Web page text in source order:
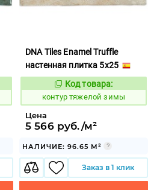
DNA Tiles Enamel Truffle
настенная плитка 5x25
763407
Код товара:
контур тяжелой зимы
Цена
5 566 руб./м²
НАЛИЧИЕ: 96.65 М²
Заказ в 1 клик